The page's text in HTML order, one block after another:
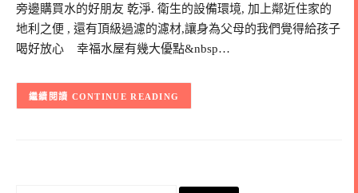
旁邊購買水的好朋友 乾淨. 衛生的設備環境, 加上鄰近住家的
地利之便 , 還有頂級過濾的濾材,讓身為父母的我們覺得給孩子
喝好放心 幸福水屋有幾大優點&nbsp…
CONTINUE READING